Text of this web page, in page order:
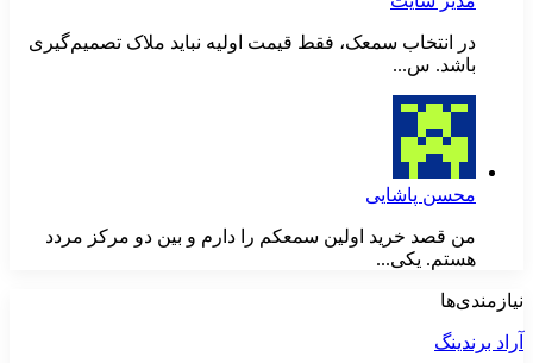
در انتخاب سمعک، فقط قیمت اولیه نباید ملاک تصمیم‌گیری
باشد. س...
محسن پاشایی
من قصد خرید اولین سمعکم را دارم و بین دو مرکز مردد
هستم. یکی...
نیازمندی‌ها
آراد برندینگ